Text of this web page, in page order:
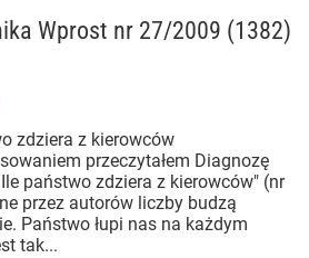
Wprost nr 27/2009 (1382)
zdziera z kierowców
przeczytałem Diagnozę
państwo zdziera z kierowców" (nr
przez autorów liczby budzą
Państwo łupi nas na każdym
tak...